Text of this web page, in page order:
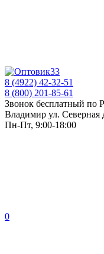
8 (4922) 42-32-51
8 (800) 201-85-61
Звонок бесплатный по
Владимир ул. Северная
Пн-Пт, 9:00-18:00
0